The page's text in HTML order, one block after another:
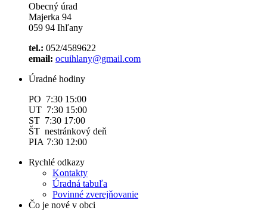
Obecný úrad
Majerka 94
059 94 Ihľany
tel.: 052/4589622
email: ocuihlany@gmail.com
Úradné hodiny
PO 7:30 15:00
UT 7:30 15:00
ST 7:30 17:00
ŠT nestránkový deň
PIA 7:30 12:00
Rychlé odkazy
Kontakty
Úradná tabuľa
Povinné zverejňovanie
Čo je nové v obci